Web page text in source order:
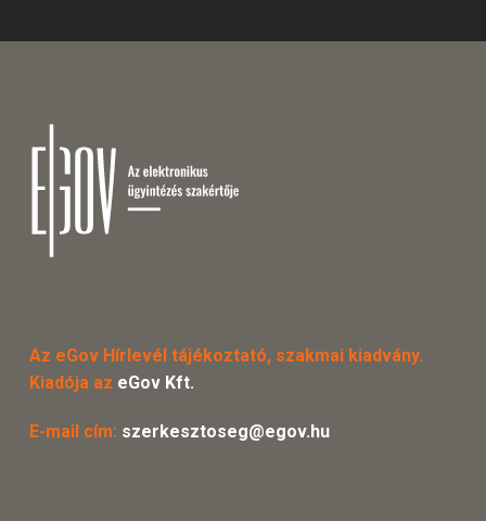
Az eGov Hírlevél tájékoztató, szakmai kiadvány.
Kiadója az eGov Kft.
E-mail cím: szerkesztoseg@egov.hu